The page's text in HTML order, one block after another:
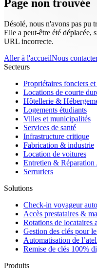
Page non trouvée
Désolé, nous n'avons pas pu
Elle a peut-être été déplacée,
URL incorrecte.
Aller à l'accueilNous
Secteurs
Propriétaires fonciers
Locations de courte
Hôtellerie &
Logements étudiants
Villes et municipalités
Services de santé
Infrastructure critique
Fabrication & industrie
Location de voitures
Entretien &
Serruriers
Solutions
Check-in voyageur
Accès prestataires &
Rotations de locataires
Gestion des clés pour
Automatisation de
Remise de clés 100%
Produits